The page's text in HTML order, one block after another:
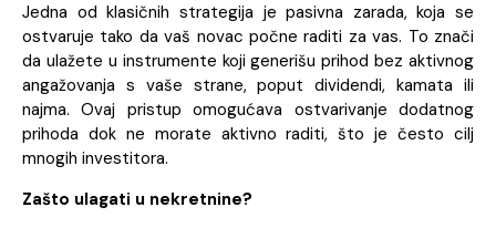
Jedna od klasičnih strategija je pasivna zarada, koja se
ostvaruje tako da vaš novac počne raditi za vas. To znači
da ulažete u instrumente koji generišu prihod bez aktivnog
angažovanja s vaše strane, poput dividendi, kamata ili
najma. Ovaj pristup omogućava ostvarivanje dodatnog
prihoda dok ne morate aktivno raditi, što je često cilj
mnogih investitora.
Zašto ulagati u nekretnine?